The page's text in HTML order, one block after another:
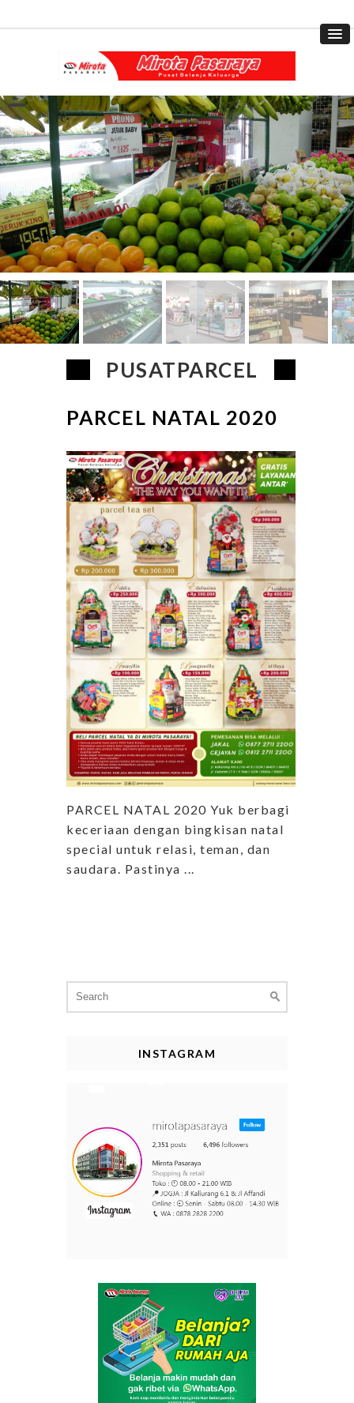
PUSATPARCEL
PARCEL NATAL 2020
PARCEL NATAL 2020 Yuk berbagi
keceriaan dengan bingkisan natal
special untuk relasi, teman, dan
saudara. Pastinya ...
for:
INSTAGRAM